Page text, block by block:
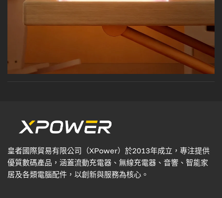
皇者國際貿易有限公司（XPower）於2013年成立，專注提供
優質數碼產品，涵蓋流動充電器、無線充電器、音響、智能家
居及各類電腦配件，以創新與服務為核心。